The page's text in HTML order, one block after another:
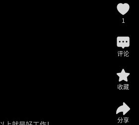
1
评论
收藏
分享